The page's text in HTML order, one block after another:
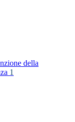
della
1